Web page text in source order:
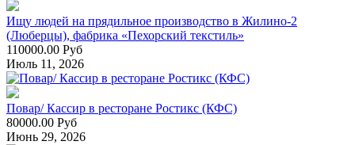
Ищу людей на прядильное производство в Жилино-2
(Люберцы), фабрика «Пехорский текстиль»
110000.00 Руб
Июль 11, 2026
Повар/ Кассир в ресторане Ростикс (КФС)
80000.00 Руб
Июнь 29, 2026